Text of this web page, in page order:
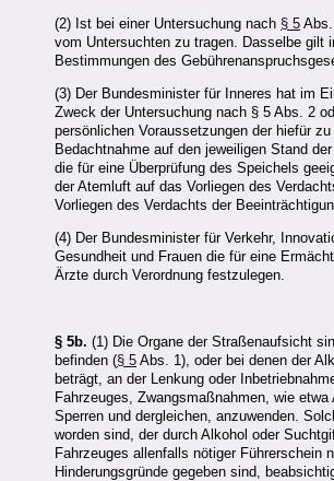
(2) Ist bei einer Untersuchung nach § 5
vom Untersuchten zu tragen. Dasselbe gilt
Bestimmungen des
(3) Der Bundesminister für Inneres hat im
Zweck der Untersuchung nach § 5 Abs. 2
persönlichen Voraussetzungen der hiefür
Bedachtnahme auf den jeweiligen Stand
die für eine Überprüfung des Speichels
der Atemluft auf das Vorliegen des
Vorliegen des Verdachts der
(4) Der Bundesminister für Verkehr,
Gesundheit und Frauen die für eine
Ärzte durch Verordnung festzulegen.
§ 5b. (1) Die Organe der Straßenaufsicht
befinden (§ 5 Abs. 1), oder bei denen der
beträgt, an der Lenkung oder
Fahrzeuges, Zwangsmaßnahmen, wie
Sperren und dergleichen, anzuwenden.
worden sind, der durch Alkohol oder
Fahrzeuges allenfalls nötiger Führerschein
Hinderungsgründe gegeben sind,